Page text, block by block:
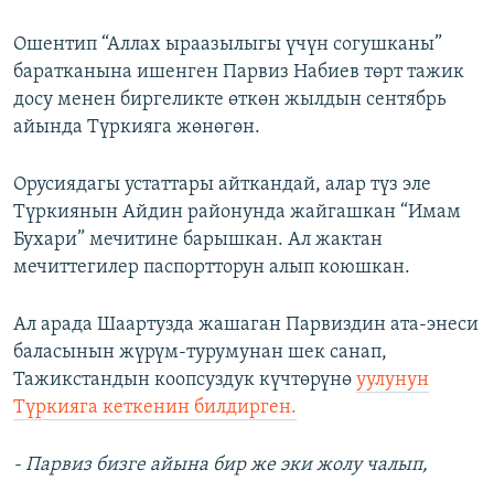
Ошентип “Аллах ыраазылыгы үчүн согушканы”
баратканына ишенген Парвиз Набиев төрт тажик
досу менен биргеликте өткөн жылдын сентябрь
айында Түркияга жөнөгөн.
Орусиядагы устаттары айткандай, алар түз эле
Түркиянын Айдин районунда жайгашкан “Имам
Бухари” мечитине барышкан. Ал жактан
мечиттегилер паспортторун алып коюшкан.
Ал арада Шаартузда жашаган Парвиздин ата-энеси
баласынын жүрүм-турумунан шек санап,
Тажикстандын коопсуздук күчтөрүнө уулунун
Түркияга кеткенин билдирген.
- Парвиз бизге айына бир же эки жолу чалып,